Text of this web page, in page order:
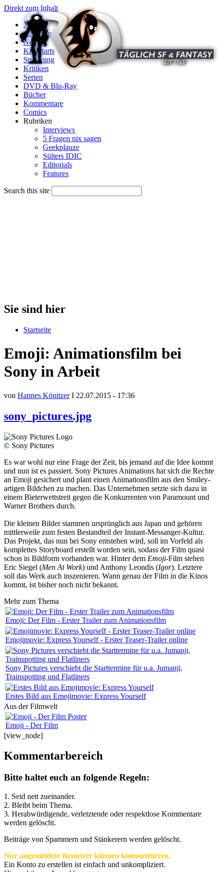
Direkt zum Inhalt
X
Startseite
News
Kinostarts
Streaming
Kritiken
Serien
DVD & Blu-Ray
Bücher
Kommentare
Comics
Rubriken
Interviews
5 Fragen nix sagen
Geekplauze
Sülters IDIC
Editorials
Features
Search this site
Sie sind hier
Startseite
Emoji: Animationsfilm bei
Sony in Arbeit
von Hannes KönitzerI 22.07.2015 - 17:36
sony_pictures.jpg
© Sony Pictures
Es war wohl nur eine Frage der Zeit, bis jemand auf die Idee kommt
und nun ist es passiert. Sony Pictures Animations hat sich die Rechte
an Emoji gesichert und plant einen Animationsfilm aus den Smiley-
artigen Bildchen zu machen. Das Unternehmen setzte sich dazu in
einem Bieterwettstreit gegen die Konkurrenten von Paramount und
Warner Brothers durch.
Die kleinen Bilder stammen ursprünglich aus Japan und gehören
mittlerweile zum festen Bestandteil der Instant-Messanger-Kultur.
Das Projekt, das nun bei Sony entstehen wird, soll im Vorfeld als
komplettes Storyboard erstellt worden sein, sodass der Film quasi
schon in Bildform vorhanden war. Hinter dem Emoji-Film stehen
Eric Siegel (Men At Work) und Anthony Leondis (Igor). Letztere
soll das Werk auch inszenieren. Wann genau der Film in die Kinos
kommt, ist bisher noch nicht bekannt.
Mehr zum Thema
Emoji: Der Film - Erster Trailer zum Animationsfilm
Emojimovie: Express Yourself - Erster Teaser-Trailer online
Sony Pictures verschiebt die Starttermine für u.a. Jumanji,
Trainspotting und Flatliners
Erstes Bild aus Emojimovie: Express Yourself
Aus der Filmwelt
Emoji - Der Film
[view_node]
Kommentarbereich
Bitte haltet euch an folgende Regeln:
1. Seid nett zueinander.
2. Bleibt beim Thema.
3. Herabwürdigende, verletztende oder respektlose Kommentare
werden gelöscht.
Beiträge von Spammern und Stänkerern werden gelöscht.
Nur angemeldete Benutzer können kommentieren.
Ein Konto zu erstellen ist einfach und unkompliziert.